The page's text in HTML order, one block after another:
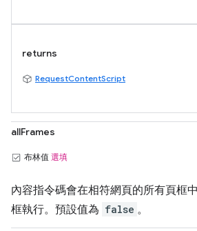
returns
RequestContentScript
allFrames
布林值 選填
內容指令碼會在相符網頁的所有頁框
框執行。預設值為 false 。